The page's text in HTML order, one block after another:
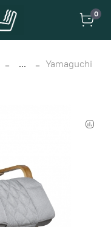
0
... Yamaguchi